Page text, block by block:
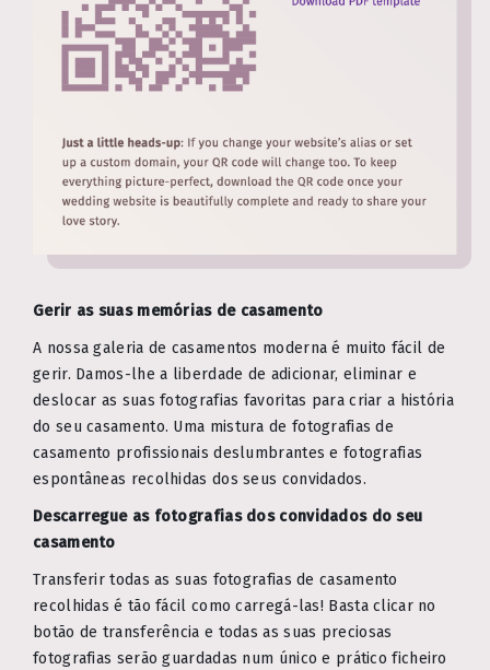
Gerir as suas memórias de casamento
A nossa galeria de casamentos moderna é muito fácil de
gerir. Damos-lhe a liberdade de adicionar, eliminar e
deslocar as suas fotografias favoritas para criar a história
do seu casamento. Uma mistura de fotografias de
casamento profissionais deslumbrantes e fotografias
espontâneas recolhidas dos seus convidados.
Descarregue as fotografias dos convidados do seu
casamento
Transferir todas as suas fotografias de casamento
recolhidas é tão fácil como carregá-las! Basta clicar no
botão de transferência e todas as suas preciosas
fotografias serão guardadas num único e prático ficheiro